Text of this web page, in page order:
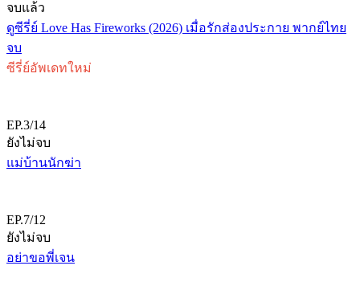
จบแล้ว
ดูซีรี่ย์ Love Has Fireworks (2026) เมื่อรักส่องประกาย พากย์ไทย
จบ
ซีรี่ย์อัพเดทใหม่
EP.3/14
ยังไม่จบ
แม่บ้านนักฆ่า
EP.7/12
ยังไม่จบ
อย่าขอพี่เจน